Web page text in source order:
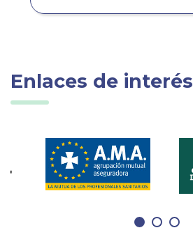
Enlaces de interés